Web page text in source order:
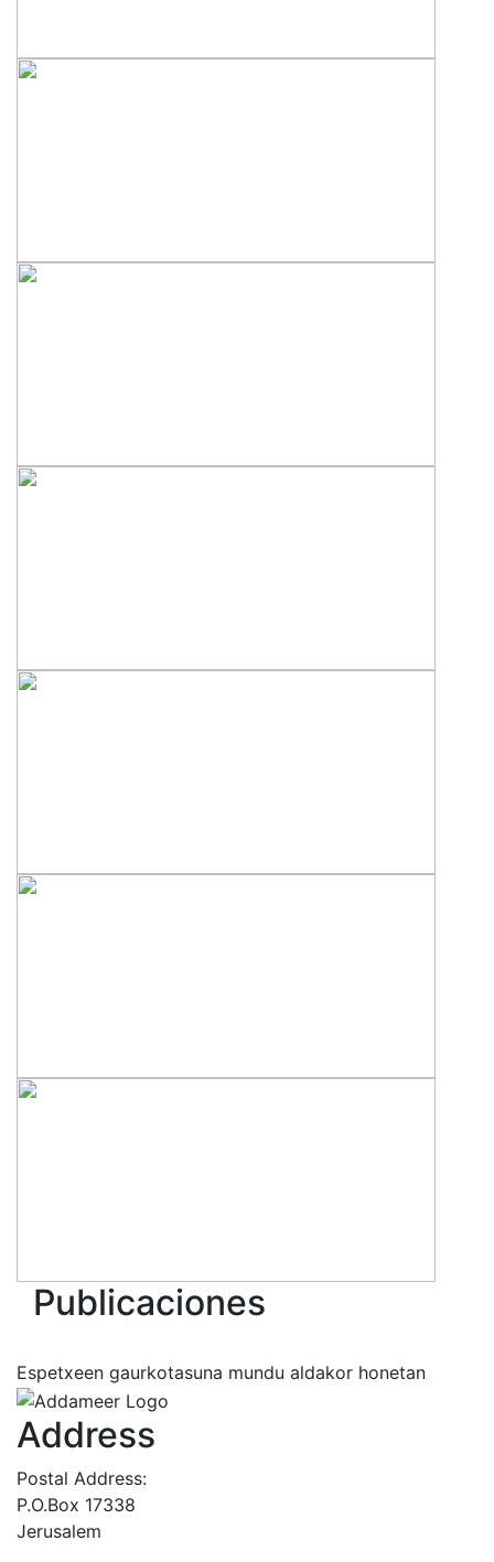
Publicaciones
Espetxeen gaurkotasuna mundu aldakor honetan
Address
Postal Address:
P.O.Box 17338
Jerusalem